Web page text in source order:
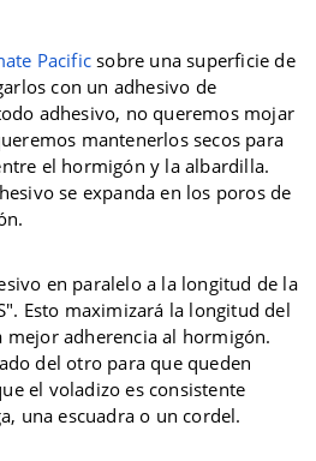
Pacific sobre una superficie de
con un adhesivo de
adhesivo, no queremos mojar
mantenerlos secos para
el hormigón y la albardilla.
se expanda en los poros de
en paralelo a la longitud de la
Esto maximizará la longitud del
mejor adherencia al hormigón.
del otro para que queden
el voladizo es consistente
una escuadra o un cordel.